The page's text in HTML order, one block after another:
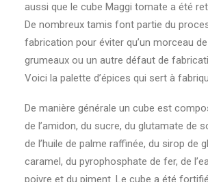
aussi que le cube Maggi tomate a été
De nombreux tamis font partie du
fabrication pour éviter qu’un morceau
grumeaux ou un autre défaut de
Voici la palette d’épices qui sert à
De manière générale un cube est
de l’amidon, du sucre, du glutamate de
de l’huile de palme raffinée, du sirop de
caramel, du pyrophosphate de fer, de
poivre et du piment. Le cube a été